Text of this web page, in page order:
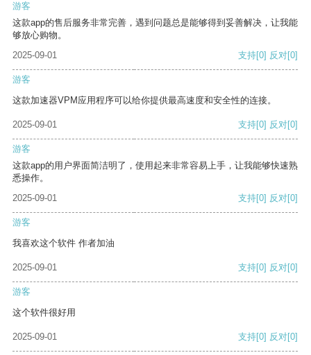
游客
这款app的售后服务非常完善，遇到问题总是能够得到妥善解决，让我能
够放心购物。
2025-09-01
支持[0] 反对[0]
游客
这款加速器VPM应用程序可以给你提供最高速度和安全性的连接。
2025-09-01 支持[0] 反对[0]
游客
这款app的用户界面简洁明了，使用起来非常容易上手，让我能够快速熟
悉操作。
2025-09-01
支持[0] 反对[0]
游客
我喜欢这个软件 作者加油
2025-09-01 支持[0] 反对[0]
游客
这个软件很好用
2025-09-01 支持[0] 反对[0]